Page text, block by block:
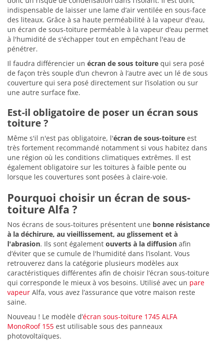
indispensable de laisser une lame d’air ventilée en sous-face
des liteaux. Grâce à sa haute perméabilité à la vapeur d'eau,
un écran de sous-toiture perméable à la vapeur d‘eau permet
à l'humidité de s'échapper tout en empêchant l'eau de
pénétrer.
Il faudra différencier un écran de sous toiture qui sera posé
de façon très souple d’un chevron à l’autre avec un lé de sous
couverture qui sera posé directement sur l’isolation ou sur
une autre surface fixe.
Est-il obligatoire de poser un écran sous
toiture ?
Même s'il n'est pas obligatoire, l'écran de sous-toiture est
très fortement recommandé notamment si vous habitez dans
une région où les conditions climatiques extrêmes. Il est
également obligatoire sur les toitures à faible pente ou
lorsque les couvertures sont posées à claire-voie.
Pourquoi choisir un écran de sous-
toiture Alfa ?
Nos écrans de sous-toitures présentent une bonne résistance
à la déchirure, au vieillissement, au glissement et à
l'abrasion. Ils sont également ouverts à la diffusion afin
d’éviter que se cumule de l'humidité dans l’isolant. Vous
retrouverez dans la catégorie plusieurs modèles aux
caractéristiques différentes afin de choisir l’écran sous-toiture
qui corresponde le mieux à vos besoins. Utilisé avec un pare
vapeur Alfa, vous avez l’assurance que votre maison reste
saine.
Nouveau ! Le modèle d’écran sous-toiture 1745 ALFA
MonoRoof 155 est utilisable sous des panneaux
photovoltaïques.